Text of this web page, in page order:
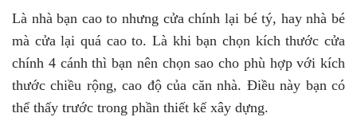
Là nhà bạn cao to nhưng cửa chính lại bé tý, hay nhà bé
mà cửa lại quá cao to. Là khi bạn chọn kích thước cửa
chính 4 cánh thì bạn nên chọn sao cho phù hợp với kích
thước chiều rộng, cao độ của căn nhà. Điều này bạn có
thể thấy trước trong phần thiết kế xây dựng.